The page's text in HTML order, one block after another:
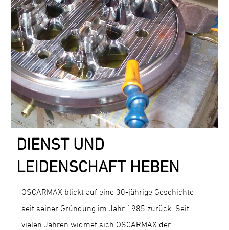
DIENST UND
LEIDENSCHAFT HEBEN
OSCARMAX blickt auf eine 30-jährige Geschichte
seit seiner Gründung im Jahr 1985 zurück. Seit
vielen Jahren widmet sich OSCARMAX der